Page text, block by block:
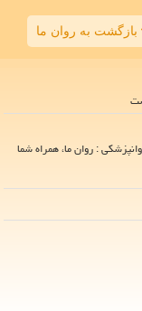
بازگشت به روان ما
: روان ما، همراه شما